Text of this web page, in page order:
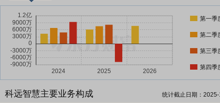
第一季
第二季
第三季
第四季
科远智慧主要业务构成 统计截止日期：